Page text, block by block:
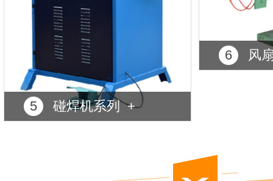
5 碰焊机系列 +
6 风